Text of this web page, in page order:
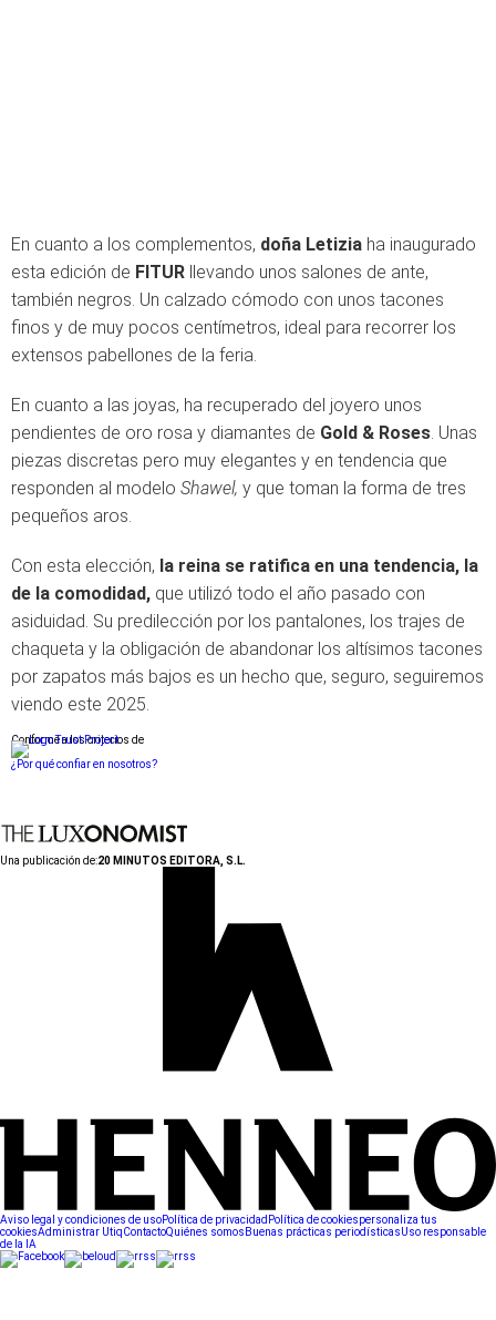
En cuanto a los complementos, doña Letizia ha inaugurado
esta edición de FITUR llevando unos salones de ante,
también negros. Un calzado cómodo con unos tacones
finos y de muy pocos centímetros, ideal para recorrer los
extensos pabellones de la feria.
En cuanto a las joyas, ha recuperado del joyero unos
pendientes de oro rosa y diamantes de Gold & Roses . Unas
piezas discretas pero muy elegantes y en tendencia que
responden al modelo Shawel, y que toman la forma de tres
pequeños aros.
Con esta elección, la reina se ratifica en una tendencia, la
de la comodidad, que utilizó todo el año pasado con
asiduidad. Su predilección por los pantalones, los trajes de
chaqueta y la obligación de abandonar los altísimos tacones
por zapatos más bajos es un hecho que, seguro, seguiremos
viendo este 2025.
Conforme a los criterios de
¿Por qué confiar en nosotros?
Una publicación de:20 MINUTOS EDITORA, S.L.
Aviso legal y condiciones de usoPolítica de privacidad Política de cookiespersonaliza tus
cookiesAdministrar UtiqContactoQuiénes somos Buenas prácticas periodísticasUso responsable
de la IA